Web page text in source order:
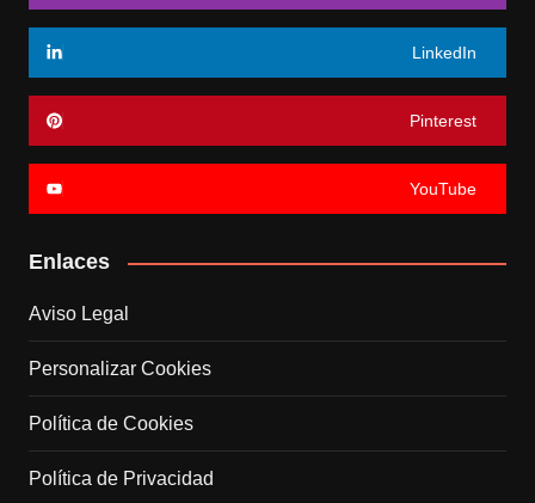
LinkedIn
Pinterest
YouTube
Enlaces
Aviso Legal
Personalizar Cookies
Política de Cookies
Política de Privacidad